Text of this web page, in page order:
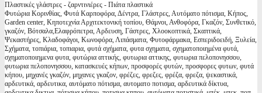
Πλαστικές γλάστρες - ζαρντινιέρες - Πιάτα πλαστικά
Φυτώρια Κορινθίας, Φυτά Καρποφόρα, Δέντρα, Γλάστρες, Αυτόματο πότισμα, Κήπος,
Garden center, Κηποτεχνία Αρχιτεκτονική τοπίου, Θάμνοι, Ανθοφόρα, Γκαζόν, Συνθετικό,
γκαζόν, Βότσαλα,Ελαφρόπετρα, Αρδευση, Γάστρες, Χλοοκοπτικά, Σκαπτικά,
Ψεκαστήρες, Κλαδοφάγοι, Κωνοφόρα, Λιπάσματα, Φυτοφάρμακα, Εσπεριδοειδή, Ξυλεία,
Σχήματα, τοπιάρια, τοπιαρια, φυτά σχήματα, φυτα σχηματα, σχηματοποιημένα φυτά,
σχηματοποιημενα φυτα, φυτώρια αττικής, φυτωρια αττικης, φυτωρια πελοπονησσου,
φυτωρια πελοπονησσου, κατασκευές κήπων, προσφορές φυτών, προσφορες φυτων, φυτά
κήπου, μηχανές γκαζόν, μηχανες γκαζον, φρέζες, φρεζες, φρέζα, φρεζα, ψεκαστικά,
αρδευτικά, αρδευτικα, αυτόματο πότισμα, αυτοματο ποτισμα, αρδευτικά δίκτυα,